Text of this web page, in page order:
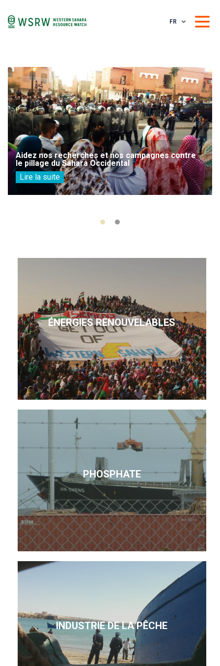
FR
Aidez nos recherches et nos campagnes contre
le pillage du Sahara Occidental
Lire la suite
ÉNERGIES RENOUVELABLES
PHOSPHATE
INDUSTRIE DE LA PÊCHE